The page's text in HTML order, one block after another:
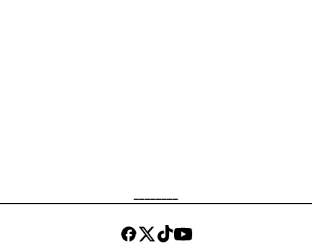
Ponta da Areia é às 4h da manhã .
As fortes chuvas continuam
trazendo impactos significativos à